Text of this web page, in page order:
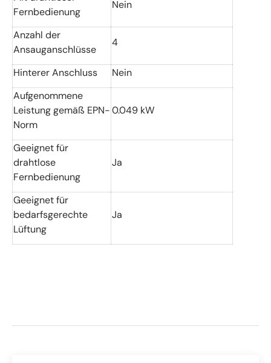
Fernbedienung
Nein
Anzahl der
Ansauganschlüsse
4
Hinterer Anschluss
Nein
Aufgenommene
Leistung gemäß EPN-
Norm
0.049 kW
Geeignet für
drahtlose
Fernbedienung
Ja
Geeignet für
bedarfsgerechte
Lüftung
Ja